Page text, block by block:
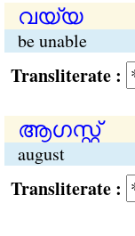
വയ്യ
be unable
:
ആഗസ്റ്റ്
august
: